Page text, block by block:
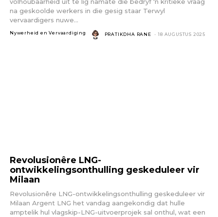
na geskoolde werkers in die gesig staar Terwyl
vervaardigers nuwe...
Nywerheid en Vervaardiging PRATIKDHA RANE - 18 AUGUSTUS 2025
Revolusionêre LNG-
ontwikkelingsonthulling geskeduleer vir
Milaan
Revolusionêre LNG-ontwikkelingsonthulling geskeduleer vir
Milaan Argent LNG het vandag aangekondig dat hulle
amptelik hul vlagskip-LNG-uitvoerprojek sal onthul, wat een